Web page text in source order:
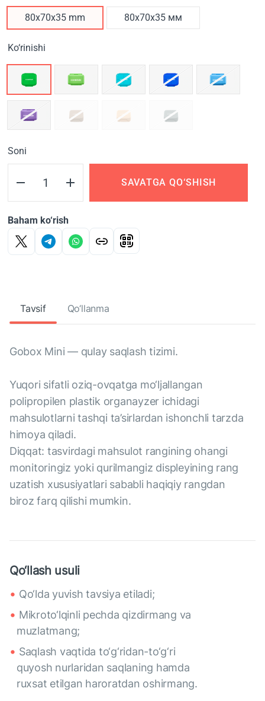
80x70x35 mm 80x70x35 мм
Ko‘rinishi
Soni
SAVATGA QO‘SHISH
Baham ko‘rish
Tavsif Qo‘llanma
Gobox Mini — qulay saqlash tizimi.
Yuqori sifatli oziq-ovqatga mo‘ljallangan
polipropilen plastik organayzer ichidagi
mahsulotlarni tashqi ta’sirlardan ishonchli tarzda
himoya qiladi.
Diqqat: tasvirdagi mahsulot rangining ohangi
monitoringiz yoki qurilmangiz displeyining rang
uzatish xususiyatlari sababli haqiqiy rangdan
biroz farq qilishi mumkin.
Qo‘llash usuli
Qo‘lda yuvish tavsiya etiladi;
Mikroto‘lqinli pechda qizdirmang va
muzlatmang;
Saqlash vaqtida to‘g‘ridan-to‘g‘ri
quyosh nurlaridan saqlaning hamda
ruxsat etilgan haroratdan oshirmang.